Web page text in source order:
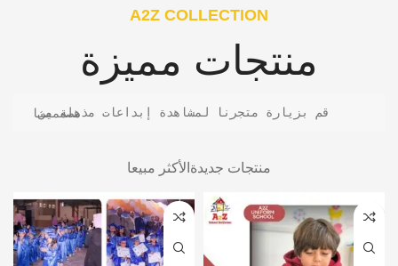
A2Z COLLECTION
منتجات مميزة
قم بزيارة متجرنا لمشاهدة إبداعات مذهلة من مصممينا
منتجات جديدة الأكثر مبيعا